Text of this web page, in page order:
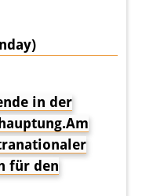
in der
für den